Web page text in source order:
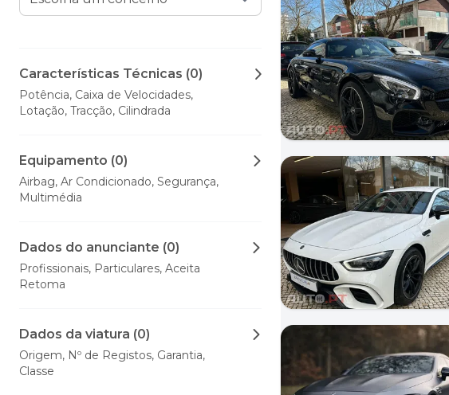
Características Técnicas (0)
Potência, Caixa de Velocidades,
Lotação, Tracção, Cilindrada
Equipamento (0)
Airbag, Ar Condicionado, Segurança,
Multimédia
Dados do anunciante (0)
Profissionais, Particulares, Aceita
Retoma
Dados da viatura (0)
Origem, Nº de Registos, Garantia,
Classe